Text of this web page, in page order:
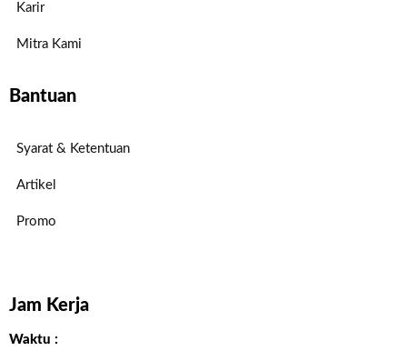
Karir
Mitra Kami
Bantuan
Syarat & Ketentuan
Artikel
Promo
Jam Kerja
Waktu :